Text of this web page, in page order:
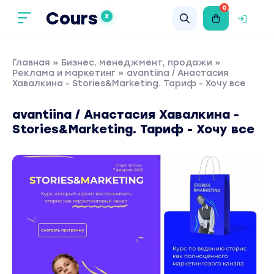
Cours X
0
Главная » Бизнес, менеджмент, продажи »
Реклама и маркетинг » avantiina / Анастасия
Хавалкина - Stories&Marketing. Тариф - Хочу все
avantiina / Анастасия Хавалкина -
Stories&Marketing. Тариф - Хочу все